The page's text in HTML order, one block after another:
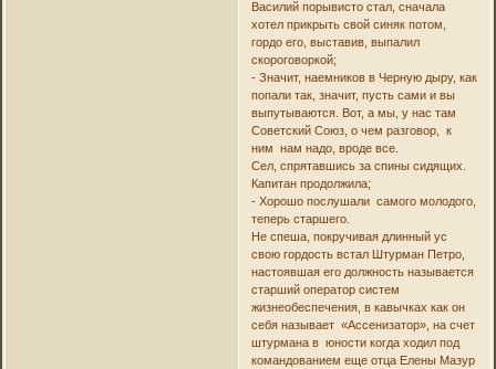
Василий порывисто стал, сначала
хотел прикрыть свой синяк потом,
гордо его, выставив, выпалил
скороговоркой;
- Значит, наемников в Черную дыру, как
попали так, значит, пусть сами и вы
выпутываются. Вот, а мы, у нас там
Советский Союз, о чем разговор, к
ним нам надо, вроде все.
Сел, спрятавшись за спины сидящих.
Капитан продолжила;
- Хорошо послушали самого молодого,
теперь старшего.
Не спеша, покручивая длинный ус
свою гордость встал Штурман Петро,
настоявшая его должность называется
старший оператор систем
жизнеобеспечения, в кавычках как он
себя называет «Ассенизатор», на счет
штурмана в юности когда ходил под
командованием еще отца Елены Мазур